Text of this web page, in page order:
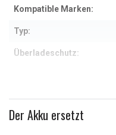
Kompatible Marken:
Typ:
Überladeschutz:
Kapazität:
Der Akku ersetzt